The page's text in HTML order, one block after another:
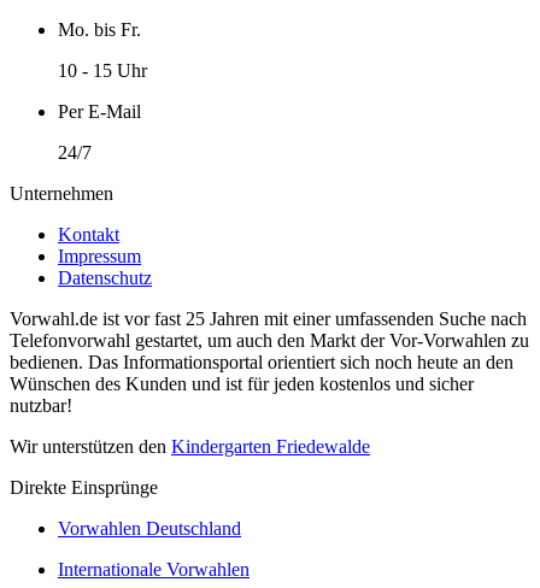
Mo. bis Fr.
10 - 15 Uhr
Per E-Mail
24/7
Unternehmen
Kontakt
Impressum
Datenschutz
Vorwahl.de ist vor fast 25 Jahren mit einer umfassenden Suche nach
Telefonvorwahl gestartet, um auch den Markt der Vor-Vorwahlen zu
bedienen. Das Informationsportal orientiert sich noch heute an den
Wünschen des Kunden und ist für jeden kostenlos und sicher
nutzbar!
Wir unterstützen den Kindergarten Friedewalde
Direkte Einsprünge
Vorwahlen Deutschland
Internationale Vorwahlen